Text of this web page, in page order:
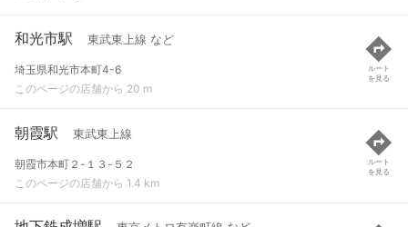
和光市駅 東武東上線 など
埼玉県和光市本町4-6
このページの店舗から 20 m
ルート
を見る
朝霞駅 東武東上線
朝霞市本町２-１３-５２
このページの店舗から 1.4 km
ルート
を見る